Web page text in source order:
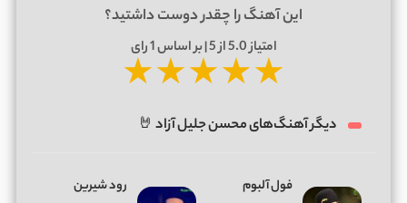
این آهنگ را چقدر دوست داشتید؟
امتیاز5.0از 5 | بر اساس 1رای
★★★★★
دیگر آهنگ‌های محسن جلیل آزاد 🤘
فول آلبوم رود شیرین